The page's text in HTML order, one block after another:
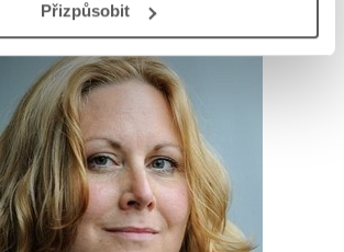
Přizpůsobit